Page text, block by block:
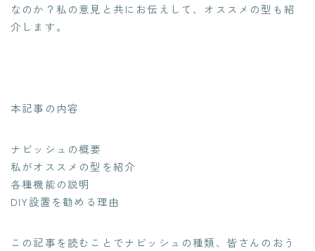
なのか？私の意見と共にお伝えして、オススメの型も紹
介します。
本記事の内容
ナビッシュの概要
私がオススメの型を紹介
各種機能の説明
DIY設置を勧める理由
この記事を読むことでナビッシュの種類、皆さんのおう